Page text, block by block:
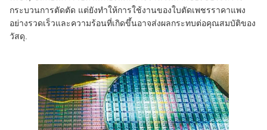
กระบวนการตัดตัด แต่ยังทําให้การใช้งานของใบตัดเพชรราคาแพง
อย่างรวดเร็วและความร้อนที่เกิดขึ้นอาจส่งผลกระทบต่อคุณสมบัติของ
วัสดุ.